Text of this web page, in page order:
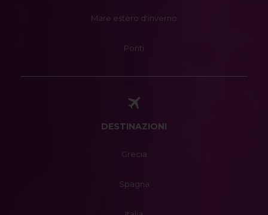
Mare estero d'inverno
Ponti
DESTINAZIONI
Grecia
Spagna